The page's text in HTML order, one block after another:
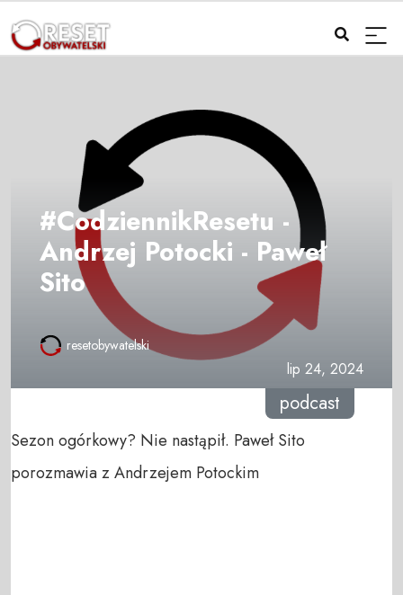
#CodziennikResetu -
Andrzej Potocki - Paweł
Sito
resetobywatelski
lip 24, 2024
podcast
Sezon ogórkowy? Nie nastąpił. Paweł Sito
porozmawia z Andrzejem Potockim